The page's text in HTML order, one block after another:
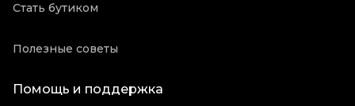
Стать бутиком
Полезные советы
Помощь и поддержка